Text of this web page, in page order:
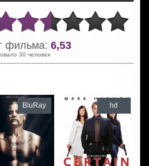
фильма: 6,53
30 человек
BluRay hd